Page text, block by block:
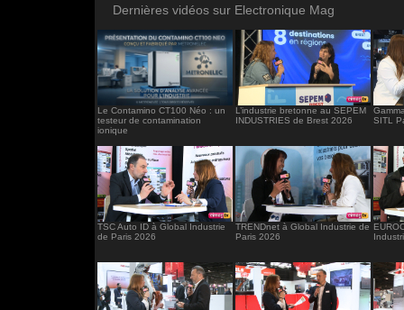
Dernières vidéos sur Electronique Mag
Le Contamino CT100 Néo : un
testeur de contamination
ionique
L’industrie bretonne au SEPEM
INDUSTRIES de Brest 2026
SITL
TSC Auto ID à Global Industrie
de Paris 2026
TRENDnet à Global Industrie de
Paris 2026